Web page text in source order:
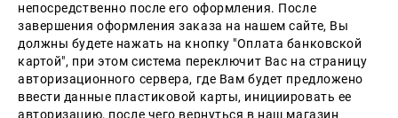
непосредственно после его оформления. После
завершения оформления заказа на нашем сайте, Вы
должны будете нажать на кнопку "Оплата банковской
картой", при этом система переключит Вас на страницу
авторизационного сервера, где Вам будет предложено
ввести данные пластиковой карты, инициировать ее
авторизацию, после чего вернуться в наш магазин